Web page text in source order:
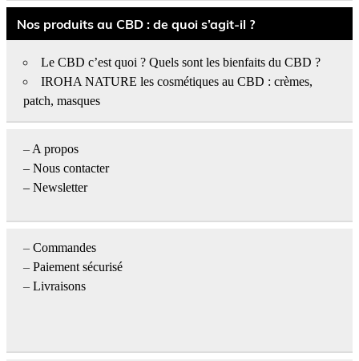
Nos produits au CBD : de quoi s’agit-il ?
Le CBD c’est quoi ? Quels sont les bienfaits du CBD ?
IROHA NATURE les cosmétiques au CBD : crèmes,
patch, masques
– A propos
– Nous contacter
– Newsletter
– Commandes
– Paiement sécurisé
– Livraisons